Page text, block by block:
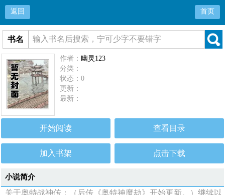
返回 首页
书名
作者： 幽灵123
分类：
状态：0
更新：
最新：
开始阅读 查看目录
加入书架 点击下载
小说简介
关于奥特战神传：（后传《奥特神魔劫》开始更新。）继续以